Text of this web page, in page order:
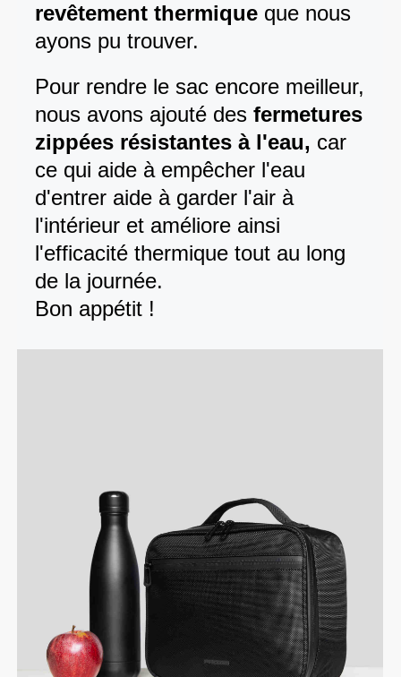
revêtement thermique que nous
ayons pu trouver.
Pour rendre le sac encore meilleur,
nous avons ajouté desfermetures
zippées résistantes à l'eau, car
ce qui aide à empêcher l'eau
d'entrer aide à garder l'air à
l'intérieur et améliore ainsi
l'efficacité thermique tout au long
de la journée.
Bon appétit !